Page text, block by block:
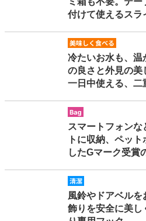
付けて使えるスラ
冷たいお水も、温
の良さと外見の美
一日中使える、二
スマートフォンな
トに収納、ペッ
したGマーク受賞
風鈴やドアベル
飾りを安全に美し